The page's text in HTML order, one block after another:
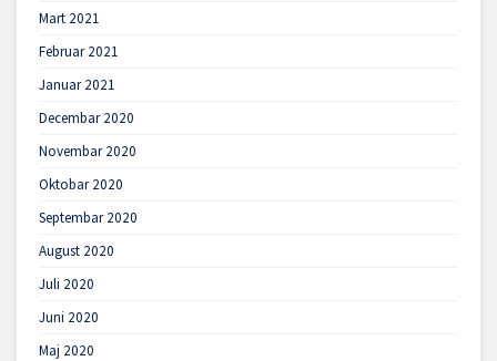
Mart 2021
Februar 2021
Januar 2021
Decembar 2020
Novembar 2020
Oktobar 2020
Septembar 2020
August 2020
Juli 2020
Juni 2020
Maj 2020